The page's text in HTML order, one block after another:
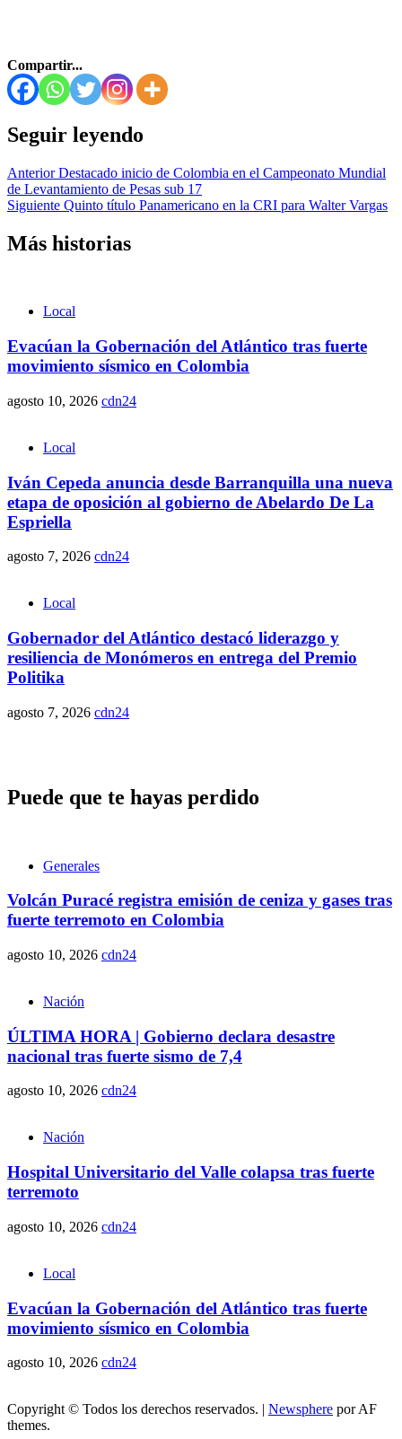
Compartir...
Seguir leyendo
AnteriorDestacado inicio de Colombia en el Campeonato Mundial
de Levantamiento de Pesas sub 17
Siguiente Quinto título Panamericano en la CRI para Walter Vargas
Más historias
Local
Evacúan la Gobernación del Atlántico tras fuerte
movimiento sísmico en Colombia
agosto 10, 2026 cdn24
Local
Iván Cepeda anuncia desde Barranquilla una nueva
etapa de oposición al gobierno de Abelardo De La
Espriella
agosto 7, 2026 cdn24
Local
Gobernador del Atlántico destacó liderazgo y
resiliencia de Monómeros en entrega del Premio
Politika
agosto 7, 2026 cdn24
Puede que te hayas perdido
Generales
Volcán Puracé registra emisión de ceniza y gases tras
fuerte terremoto en Colombia
agosto 10, 2026 cdn24
Nación
ÚLTIMA HORA | Gobierno declara desastre
nacional tras fuerte sismo de 7,4
agosto 10, 2026 cdn24
Nación
Hospital Universitario del Valle colapsa tras fuerte
terremoto
agosto 10, 2026 cdn24
Local
Evacúan la Gobernación del Atlántico tras fuerte
movimiento sísmico en Colombia
agosto 10, 2026 cdn24
Copyright © Todos los derechos reservados. | Newsphere por AF
themes.